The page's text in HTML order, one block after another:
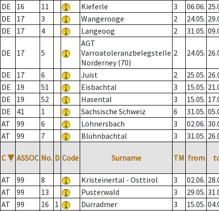
DE
16 11 Kieferle 3 06.06.
DE
17 3 Wangerooge 2 24.05.
DE
17 4 Langeoog 2 31.05.
DE 17 5
AGT
Varroatoleranzbelegstelle
Norderney (70)
2 24.05.
DE 17 6 Juist 2 25.05.
DE
19 51 Eisbachtal 3 15.05.
DE
19 52 Hasental 3 15.05.
DE
41 1 Sächsische Schweiz 6 31.05.
AT
99 6 Löhnersbach 3 02.06.
AT
99 7 Blühnbachtal 3 31.05.
C ▼ ASSOC No. D Code Surname TM from
AT 99 8 Kristeinertal - Osttirol 3 02.06.
AT
99 13 Pusterwald 3 29.05.
AT
99 16 1 Dürradmer 3 15.05.